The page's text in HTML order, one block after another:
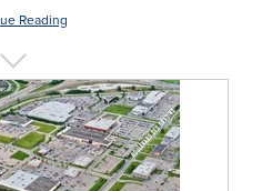
Reading